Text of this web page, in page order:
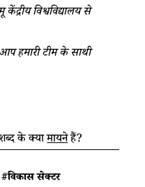
विश्वविद्यालय से
हमारी टीम के साथी
के क्यामायनेहैं?
#विकास सेक्टर